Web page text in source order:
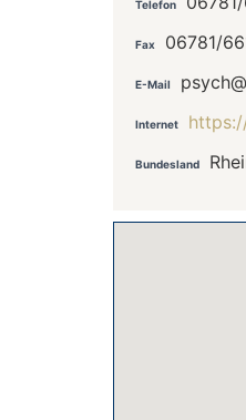
Telefon
Fax 06781/
E-Mail
Internet
Bundesland